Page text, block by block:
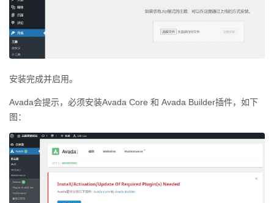
安装完成并启用。
Avada会提示，必须安装Avada Core 和 Avada Builder插件，如下
图：